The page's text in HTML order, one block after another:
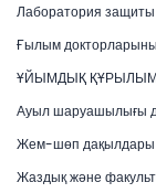
Лаборатория защиты
Ғылым
ҰЙЫМДЫҚ ҚҰРЫЛЫМ
Ауыл шаруашылығы
Жем-шөп дақылдары
Жаздық және